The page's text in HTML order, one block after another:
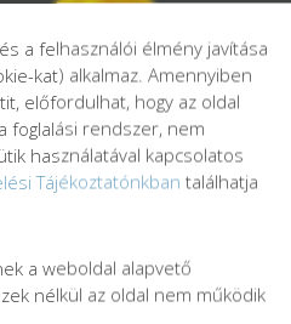
tájékoztató
tájékoztató
a felhasználói élmény javítása
kat) alkalmaz. Amennyiben
előfordulhat, hogy az oldal
foglalási rendszer, nem
használatával kapcsolatos
Tájékoztatónkban találhatja
a weboldal alapvető
nélkül az oldal nem működik